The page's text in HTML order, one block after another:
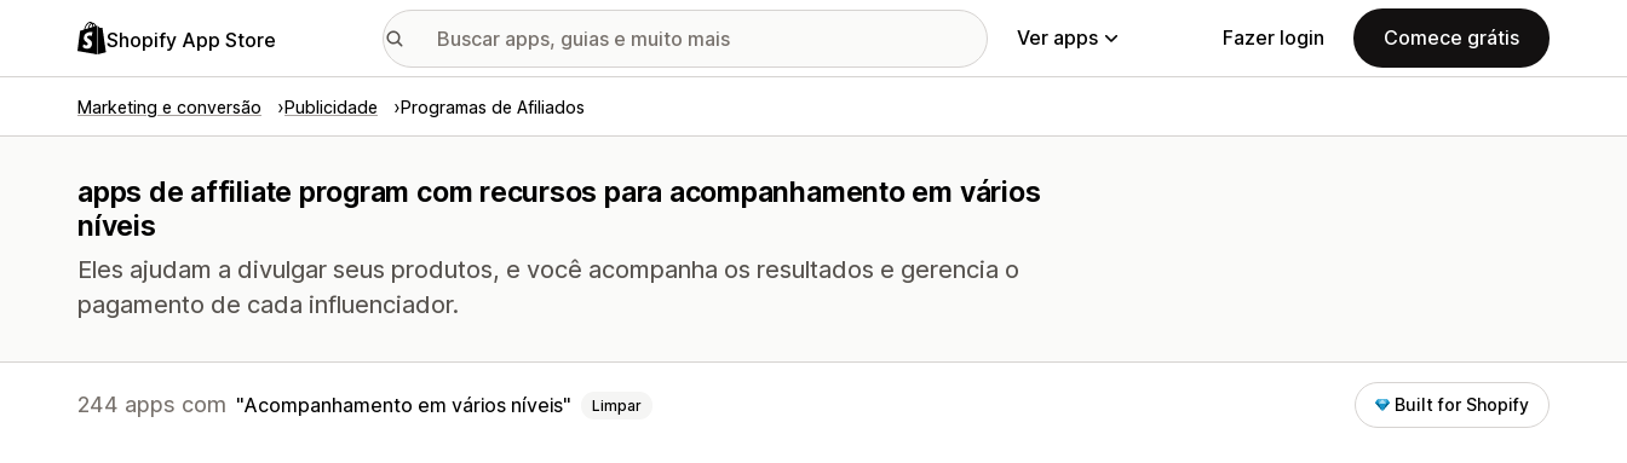
Shopify App Store Ver apps Fazer login Comece grátis
Marketing e conversão Publicidade Programas de Afiliados
apps de affiliate program com recursos para acompanhamento em vários
níveis
Eles ajudam a divulgar seus produtos, e você acompanha os resultados e gerencia o
pagamento de cada influenciador.
244 apps com Acompanhamento em vários níveis Limpar Built for Shopify